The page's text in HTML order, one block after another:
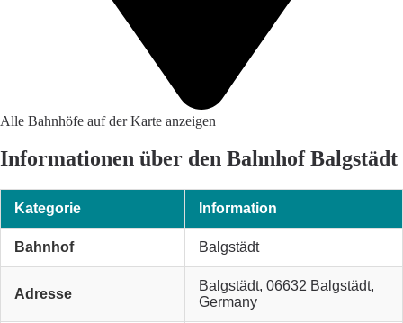
Alle Bahnhöfe auf der Karte anzeigen
Informationen über den Bahnhof Balgstädt
Kategorie Information
Bahnhof Balgstädt
Adresse
Balgstädt, 06632 Balgstädt,
Germany